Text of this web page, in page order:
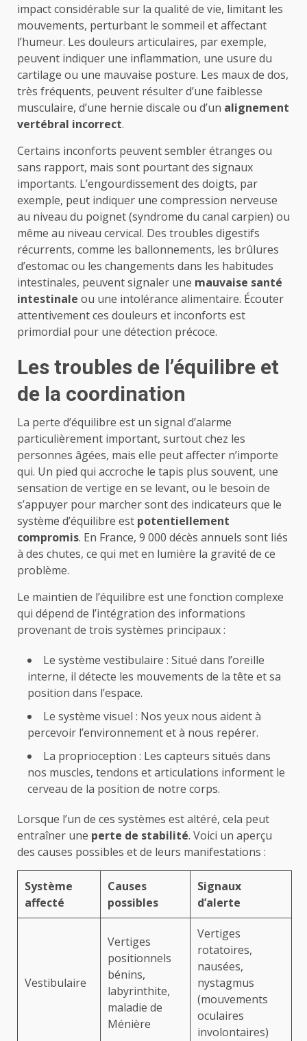
impact considérable sur la qualité de vie, limitant les
mouvements, perturbant le sommeil et affectant
l’humeur. Les douleurs articulaires, par exemple,
peuvent indiquer une inflammation, une usure du
cartilage ou une mauvaise posture. Les maux de dos,
très fréquents, peuvent résulter d’une faiblesse
musculaire, d’une hernie discale ou d’un alignement
vertébral incorrect.
Certains inconforts peuvent sembler étranges ou
sans rapport, mais sont pourtant des signaux
importants. L’engourdissement des doigts, par
exemple, peut indiquer une compression nerveuse
au niveau du poignet (syndrome du canal carpien) ou
même au niveau cervical. Des troubles digestifs
récurrents, comme les ballonnements, les brûlures
d’estomac ou les changements dans les habitudes
intestinales, peuvent signaler une mauvaise santé
intestinale ou une intolérance alimentaire. Écouter
attentivement ces douleurs et inconforts est
primordial pour une détection précoce.
Les troubles de l’équilibre et
de la coordination
La perte d’équilibre est un signal d’alarme
particulièrement important, surtout chez les
personnes âgées, mais elle peut affecter n’importe
qui. Un pied qui accroche le tapis plus souvent, une
sensation de vertige en se levant, ou le besoin de
s’appuyer pour marcher sont des indicateurs que le
système d’équilibre est potentiellement
compromis. En France, 9 000 décès annuels sont liés
à des chutes, ce qui met en lumière la gravité de ce
problème.
Le maintien de l’équilibre est une fonction complexe
qui dépend de l’intégration des informations
provenant de trois systèmes principaux :
Le système vestibulaire : Situé dans l’oreille
interne, il détecte les mouvements de la tête et sa
position dans l’espace.
Le système visuel : Nos yeux nous aident à
percevoir l’environnement et à nous repérer.
La proprioception : Les capteurs situés dans
nos muscles, tendons et articulations informent le
cerveau de la position de notre corps.
Lorsque l’un de ces systèmes est altéré, cela peut
entraîner une perte de stabilité. Voici un aperçu
des causes possibles et de leurs manifestations :
Système
affecté
Causes
possibles
Signaux
d’alerte
Vestibulaire
Vertiges
positionnels
bénins,
labyrinthite,
maladie de
Ménière
Vertiges
rotatoires,
nausées,
nystagmus
(mouvements
oculaires
involontaires)